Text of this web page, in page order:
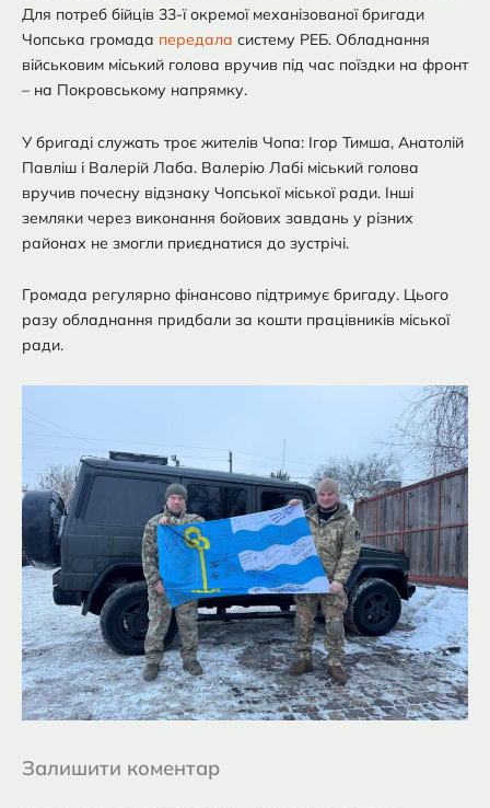
Для потреб бійців 33-ї окремої механізованої бригади
Чопська громада передала систему РЕБ. Обладнання
військовим міський голова вручив під час поїздки на фронт
– на Покровському напрямку.
У бригаді служать троє жителів Чопа: Ігор Тимша, Анатолій
Павліш і Валерій Лаба. Валерію Лабі міський голова
вручив почесну відзнаку Чопської міської ради. Інші
земляки через виконання бойових завдань у різних
районах не змогли приєднатися до зустрічі.
Громада регулярно фінансово підтримує бригаду. Цього
разу обладнання придбали за кошти працівників міської
ради.
Залишити коментар